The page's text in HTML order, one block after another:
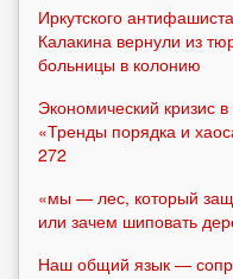
Иркутского
Калакина вернули из
больницы в колонию
Экономический кризис
«Тренды порядка и
272
«мы — лес, который
или зачем шиповать
Наш общий язык —